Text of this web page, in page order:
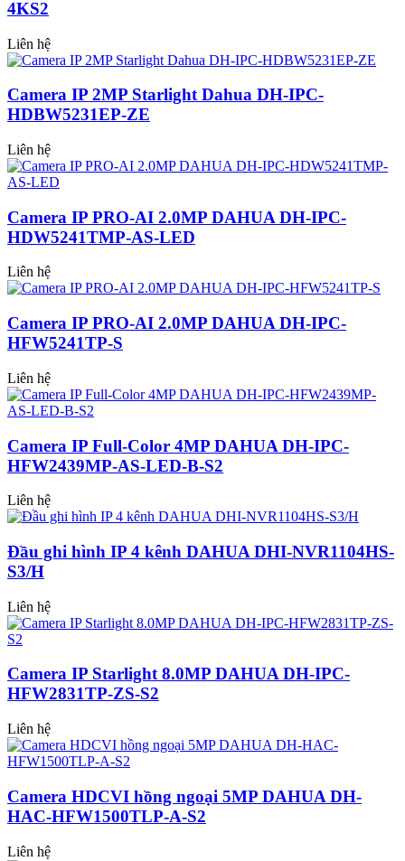
4KS2
Liên hệ
Camera IP 2MP Starlight Dahua DH-IPC-
HDBW5231EP-ZE
Liên hệ
Camera IP PRO-AI 2.0MP DAHUA DH-IPC-
HDW5241TMP-AS-LED
Liên hệ
Camera IP PRO-AI 2.0MP DAHUA DH-IPC-
HFW5241TP-S
Liên hệ
Camera IP Full-Color 4MP DAHUA DH-IPC-
HFW2439MP-AS-LED-B-S2
Liên hệ
Đầu ghi hình IP 4 kênh DAHUA DHI-NVR1104HS-
S3/H
Liên hệ
Camera IP Starlight 8.0MP DAHUA DH-IPC-
HFW2831TP-ZS-S2
Liên hệ
Camera HDCVI hồng ngoại 5MP DAHUA DH-
HAC-HFW1500TLP-A-S2
Liên hệ